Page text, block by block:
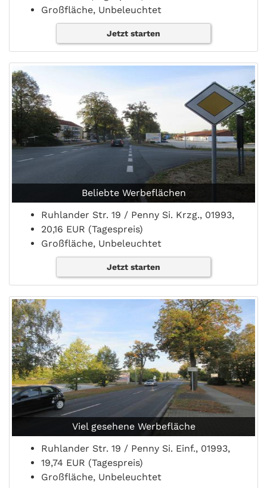
Großfläche, Unbeleuchtet
Jetzt starten
Beliebte Werbeflächen
Ruhlander Str. 19 / Penny Si. Krzg., 01993,
20,16 EUR (Tagespreis)
Großfläche, Unbeleuchtet
Jetzt starten
Viel gesehene Werbefläche
Ruhlander Str. 19 / Penny Si. Einf., 01993,
19,74 EUR (Tagespreis)
Großfläche, Unbeleuchtet